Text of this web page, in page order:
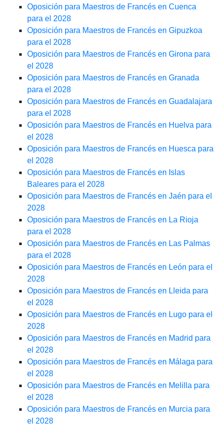
Oposición para Maestros de Francés en Cuenca
para el 2028
Oposición para Maestros de Francés en Gipuzkoa
para el 2028
Oposición para Maestros de Francés en Girona para
el 2028
Oposición para Maestros de Francés en Granada
para el 2028
Oposición para Maestros de Francés en Guadalajara
para el 2028
Oposición para Maestros de Francés en Huelva para
el 2028
Oposición para Maestros de Francés en Huesca para
el 2028
Oposición para Maestros de Francés en Islas
Baleares para el 2028
Oposición para Maestros de Francés en Jaén para el
2028
Oposición para Maestros de Francés en La Rioja
para el 2028
Oposición para Maestros de Francés en Las Palmas
para el 2028
Oposición para Maestros de Francés en León para el
2028
Oposición para Maestros de Francés en Lleida para
el 2028
Oposición para Maestros de Francés en Lugo para el
2028
Oposición para Maestros de Francés en Madrid para
el 2028
Oposición para Maestros de Francés en Málaga para
el 2028
Oposición para Maestros de Francés en Melilla para
el 2028
Oposición para Maestros de Francés en Murcia para
el 2028